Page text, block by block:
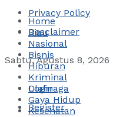
Privacy Policy
Desclaimer
Sabtu, Agustus 8, 2026
Login
Register
Home
Riau
Nasional
Bisnis
Hiburan
Kriminal
Olahraga
Gaya Hidup
Kesehatan